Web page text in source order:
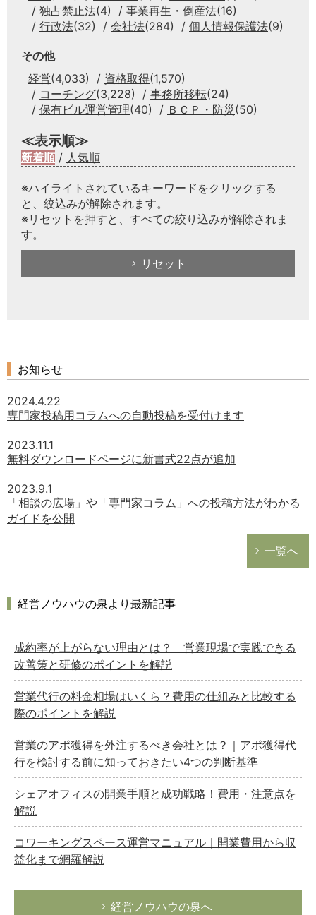
独占禁止法(4) 事業再生・倒産法(16)
行政法(32) 会社法(284) 個人情報保護法(9)
その他
経営(4,033) 資格取得(1,570)
コーチング(3,228) 事務所移転(24)
保有ビル運営管理(40) ＢＣＰ・防災 (50)
≪表示順≫
新着順 / 人気順
※ハイライトされているキーワードをクリックする
と、絞込みが解除されます。
※リセットを押すと、すべての絞り込みが解除されま
す。
リセット
お知らせ
2024.4.22
専門家投稿用コラムへの自動投稿を受付けます
2023.11.1
無料ダウンロードページに新書式22点が追加
2023.9.1
「相談の広場」や「専門家コラム」への投稿方法がわかる
ガイドを公開
一覧へ
経営ノウハウの泉より最新記事
成約率が上がらない理由とは？ 営業現場で実践できる
改善策と研修のポイントを解説
営業代行の料金相場はいくら？費用の仕組みと比較する
際のポイントを解説
営業のアポ獲得を外注するべき会社とは？｜アポ獲得代
行を検討する前に知っておきたい4つの判断基準
シェアオフィスの開業手順と成功戦略！費用・注意点を
解説
コワーキングスペース運営マニュアル｜開業費用から収
益化まで網羅解説
経営ノウハウの泉へ